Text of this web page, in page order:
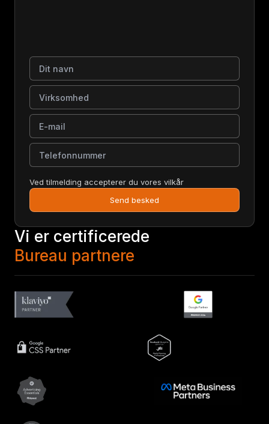
Dit navn
Virksomhed
E-mail
Telefonnummer
Ved tilmelding accepterer du vores vilkår
Send besked
Vi er certificerede
Bureau partnere